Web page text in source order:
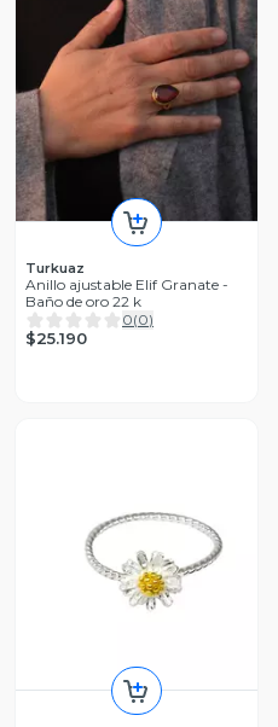
Turkuaz
Anillo ajustable Elif Granate -
Baño de oro 22 k
0(0)
$25.190